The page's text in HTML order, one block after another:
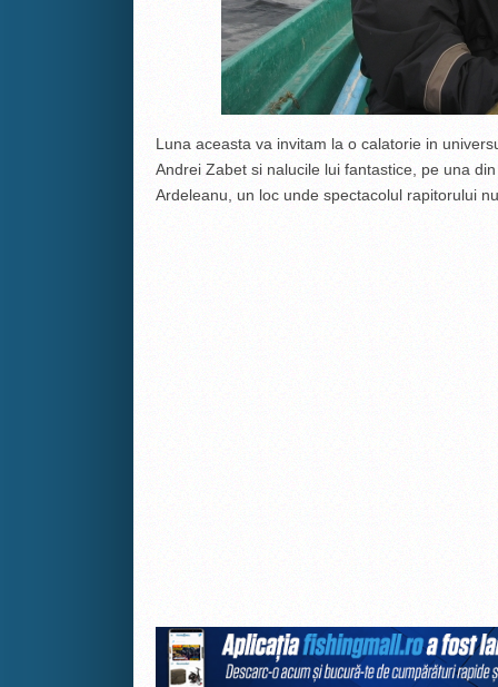
Luna aceasta va invitam la o calatorie in
Andrei Zabet si nalucile lui fantastice, pe una
Ardeleanu, un loc unde spectacolul rapitorului